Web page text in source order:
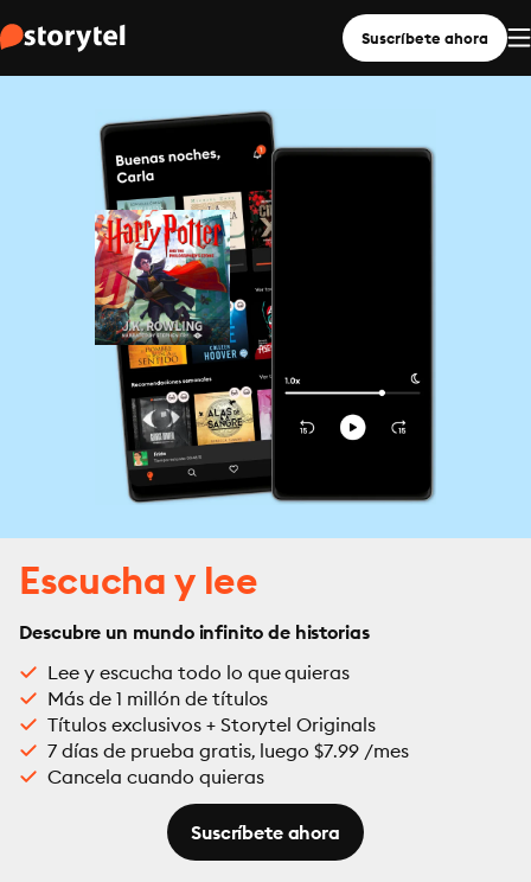
Suscríbete ahora
Escucha y lee
Descubre un mundo infinito de historias
Lee y escucha todo lo que quieras
Más de 1 millón de títulos
Títulos exclusivos + Storytel Originals
7 días de prueba gratis, luego $7.99 /mes
Cancela cuando quieras
Suscríbete ahora